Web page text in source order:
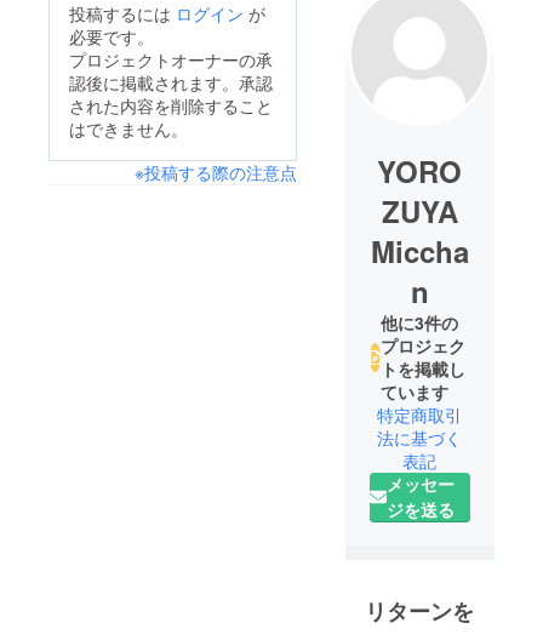
投稿するには ログイン が
必要です。
プロジェクトオーナーの承
認後に掲載されます。承認
された内容を削除すること
はできません。
※投稿する際の注意点
YORO
ZUYA
Miccha
n
他に3件の
プロジェク
トを掲載し
ています
特定商取引
法に基づく
表記
メッセー
ジを送る
リターンを